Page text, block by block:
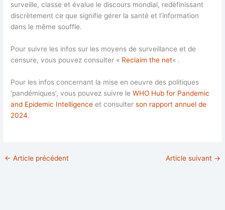
surveille, classe et évalue le discours mondial, redéfinissant
discrètement ce que signifie gérer la santé et l’information
dans le même souffle.
Pour suivre les infos sur les moyens de surveillance et de
censure, vous pouvez consulter « Reclaim the net« .
Pour les infos concernant la mise en oeuvre des politiques
‘pandémiques’, vous pouvez suivre leWHO Hub for Pandemic
and Epidemic Intelligence et consulterson rapport annuel de
2024.
← Article précédent Article suivant →